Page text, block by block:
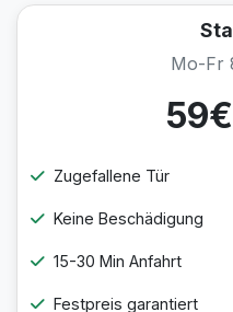
Mo-Fr
59€
Zugefallene Tür
Keine Beschädigung
15-30 Min Anfahrt
Festpreis garantiert